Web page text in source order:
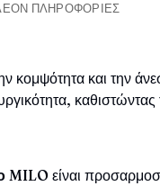
ΠΛΗΡΟΦΟΡΊΕΣ
κομψότητα και την
MILO είναι